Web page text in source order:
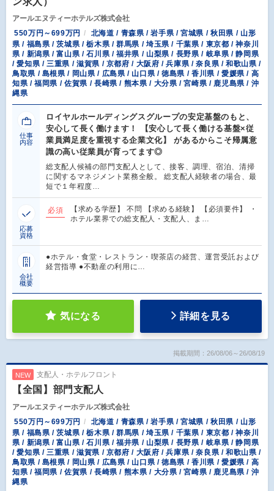
アールエヌティーホテルズ株式会社
550万円～699万円
北海道 / 青森県 / 岩手県 / 宮城県 / 秋田県 / 山形
県 / 福島県 / 茨城県 / 栃木県 / 群馬県 / 埼玉県 / 千葉県 / 東京都 / 神奈川
県 / 新潟県 / 富山県 / 石川県 / 福井県 / 山梨県 / 長野県 / 岐阜県 / 静岡県
/ 愛知県 / 三重県 / 滋賀県 / 京都府 / 大阪府 / 兵庫県 / 奈良県 / 和歌山県 /
鳥取県 / 島根県 / 岡山県 / 広島県 / 山口県 / 徳島県 / 香川県 / 愛媛県 / 高
知県 / 福岡県 / 佐賀県 / 長崎県 / 熊本県 / 大分県 / 宮崎県 / 鹿児島県 / 沖
縄県
仕事
内容
ロイヤルホールディングスグループの安定基盤のもと、
安心して長く働けます！ 【安心して長く働ける基盤×従
業員満足度を重視する企業文化】 があるからこそ帰属意
識の高い従業員が育ってます◎
総支配人候補の部門支配人として、接客、調理、宿泊、清掃
に関するマネジメント業務全般。 総支配人経験者の場合、最
短で１年程度…
応募
資格
必須
【求める学歴】 不問 【求める経験】 【必須要件】 ・
ホテル業界での総支配人・支配人、ま…
会社
概要
●ホテル・食堂・レストラン・喫茶店の経営、運営受託および
経営指導 ●不動産の利用に…
気になる 詳細を見る
掲載期間：26/08/06～26/08/19
NEW 支配人・ホテルフロント
【全国】部門支配人
アールエヌティーホテルズ株式会社
550万円～699万円
北海道 / 青森県 / 岩手県 / 宮城県 / 秋田県 / 山形
県 / 福島県 / 茨城県 / 栃木県 / 群馬県 / 埼玉県 / 千葉県 / 東京都 / 神奈川
県 / 新潟県 / 富山県 / 石川県 / 福井県 / 山梨県 / 長野県 / 岐阜県 / 静岡県
/ 愛知県 / 三重県 / 滋賀県 / 京都府 / 大阪府 / 兵庫県 / 奈良県 / 和歌山県 /
鳥取県 / 島根県 / 岡山県 / 広島県 / 山口県 / 徳島県 / 香川県 / 愛媛県 / 高
知県 / 福岡県 / 佐賀県 / 長崎県 / 熊本県 / 大分県 / 宮崎県 / 鹿児島県 / 沖
縄県